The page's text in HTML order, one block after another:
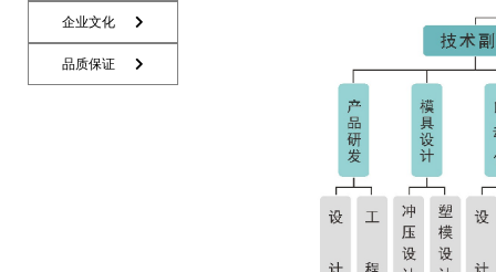
企业文化
品质保证